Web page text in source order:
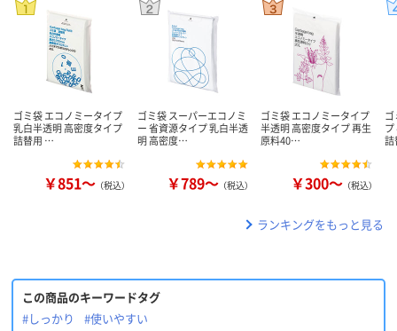
ゴミ袋 エコノミータイプ
乳白半透明 高密度タイプ
詰替用 …
￥851～ （税込）
ゴミ袋 スーパーエコノミ
ー 省資源タイプ 乳白半透
明 高密度…
￥789～ （税込）
ゴミ袋 エコノミータイプ
半透明 高密度タイプ 再生
原料40…
￥300～ （税込）
ランキングをもっと見る
この商品のキーワードタグ
#しっかり
#使いやすい